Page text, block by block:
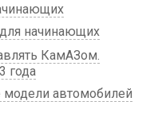
начинающих
КамАЗом.
года
автомобилей